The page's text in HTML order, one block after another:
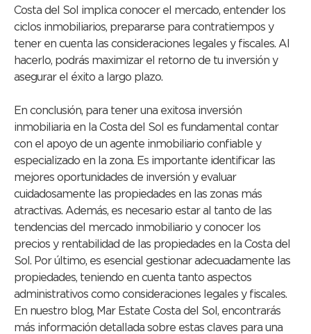
Costa del Sol implica conocer el mercado, entender los
ciclos inmobiliarios, prepararse para contratiempos y
tener en cuenta las consideraciones legales y fiscales. Al
hacerlo, podrás maximizar el retorno de tu inversión y
asegurar el éxito a largo plazo.
En conclusión, para tener una exitosa inversión
inmobiliaria en la Costa del Sol es fundamental contar
con el apoyo de un agente inmobiliario confiable y
especializado en la zona. Es importante identificar las
mejores oportunidades de inversión y evaluar
cuidadosamente las propiedades en las zonas más
atractivas. Además, es necesario estar al tanto de las
tendencias del mercado inmobiliario y conocer los
precios y rentabilidad de las propiedades en la Costa del
Sol. Por último, es esencial gestionar adecuadamente las
propiedades, teniendo en cuenta tanto aspectos
administrativos como consideraciones legales y fiscales.
En nuestro blog, Mar Estate Costa del Sol, encontrarás
más información detallada sobre estas claves para una